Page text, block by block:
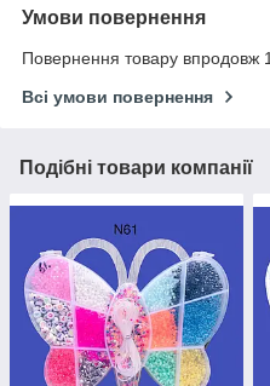
Умови повернення
Повернення товару впродовж
Всі умови повернення
Подібні товари компанії